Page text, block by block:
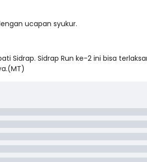
ucapan syukur.
Sidrap. Sidrap Run ke-2 ini bisa